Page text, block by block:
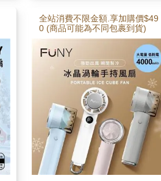
全站消費不限金額.享加購價$49
0 (商品可能為不同包裹到貨)